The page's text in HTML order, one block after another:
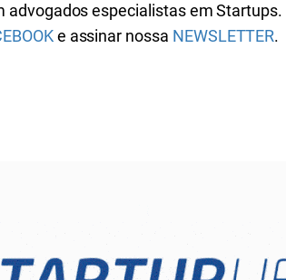
especialistas em
e assinar nossa NEWSLETTER.